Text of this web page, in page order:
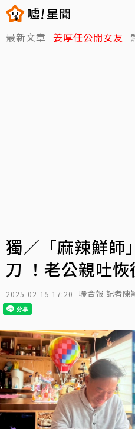
最新文章 姜厚任公開女友
獨／「麻辣鮮師
刀 ！老公親吐
2025-02-15 17:20 聯合報 記者陳